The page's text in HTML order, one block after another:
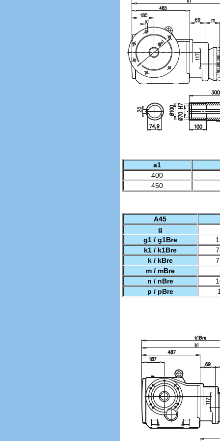
a1
400
450
A45
g
g1 / g1Bre
k1 / k1Bre
k / kBre
m / mBre
n / nBre
p / pBre